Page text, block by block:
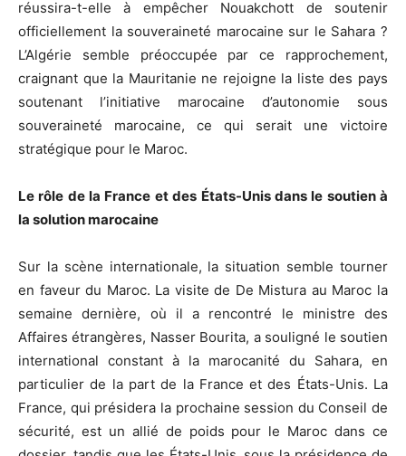
réussira-t-elle à empêcher Nouakchott de soutenir
officiellement la souveraineté marocaine sur le Sahara ?
L’Algérie semble préoccupée par ce rapprochement,
craignant que la Mauritanie ne rejoigne la liste des pays
soutenant l’initiative marocaine d’autonomie sous
souveraineté marocaine, ce qui serait une victoire
stratégique pour le Maroc.
Le rôle de la France et des États-Unis dans le soutien à
la solution marocaine
Sur la scène internationale, la situation semble tourner
en faveur du Maroc. La visite de De Mistura au Maroc la
semaine dernière, où il a rencontré le ministre des
Affaires étrangères, Nasser Bourita, a souligné le soutien
international constant à la marocanité du Sahara, en
particulier de la part de la France et des États-Unis. La
France, qui présidera la prochaine session du Conseil de
sécurité, est un allié de poids pour le Maroc dans ce